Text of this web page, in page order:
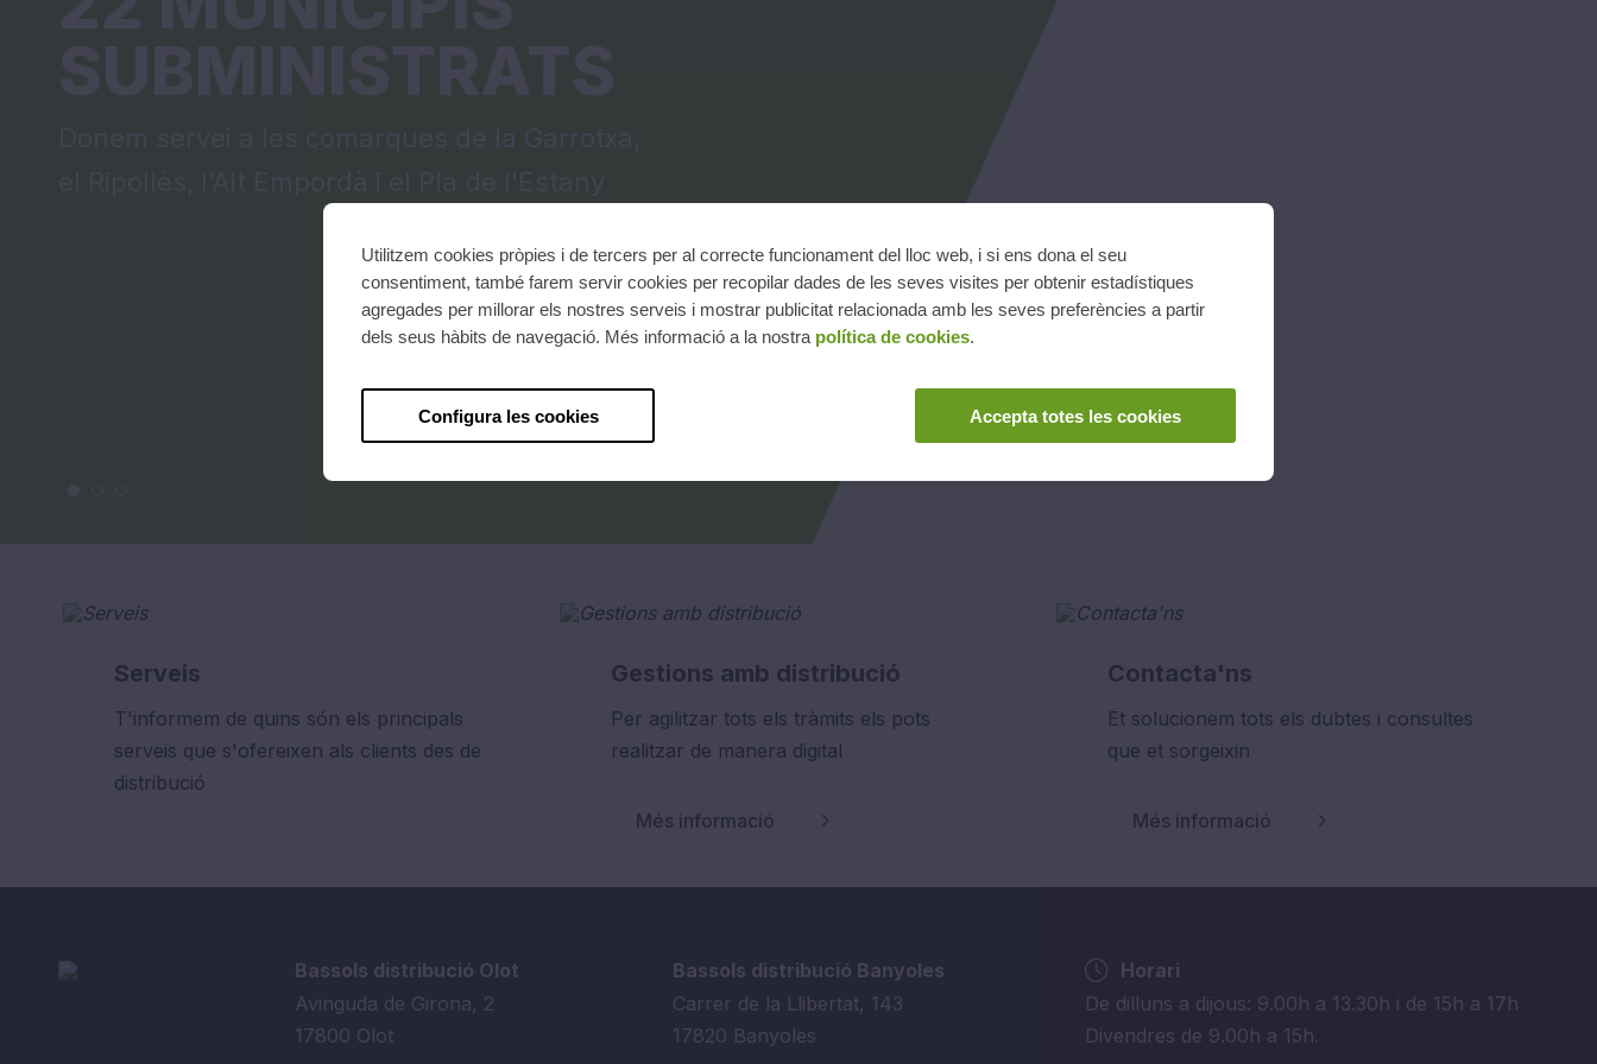
SUBMINISTRATS
Donem servei a les comarques de la Garrotxa,
el Ripollès, l'Alt Empordà i el Pla de l'Estany
Serveis
T'informem de quins són els principals
serveis que s'ofereixen als clients des de
distribució
Gestions amb distribució
Per agilitzar tots els tràmits els pots
realitzar de manera digital
Més informació
Contacta'ns
Et solucionem tots els dubtes i consultes
que et sorgeixin
Més informació
Bassols distribució Olot
Avinguda de Girona, 2
17800 Olot
Bassols distribució Banyoles
Carrer de la Llibertat, 143
17820 Banyoles
Horari
De dilluns a dijous: 9.00h a 13.30h i de 15h a 17h
Divendres de 9.00h a 15h.
Utilitzem cookies pròpies i de tercers per al correcte funcionament del lloc web, i si ens dona el seu
consentiment, també farem servir cookies per recopilar dades de les seves visites per obtenir estadístiques
agregades per millorar els nostres serveis i mostrar publicitat relacionada amb les seves preferències a partir
dels seus hàbits de navegació. Més informació a la nostra política de cookies.
Configura les cookies Accepta totes les cookies